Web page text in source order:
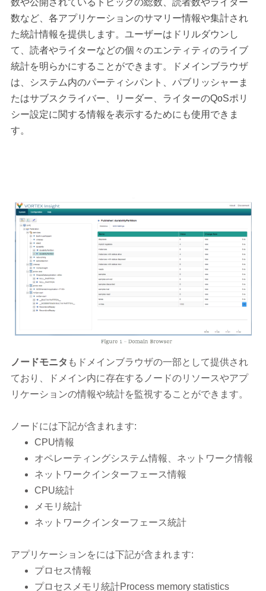
数や公開されているトピックの総数、読者数やライター
数など、各アプリケーションのサマリー情報や集計され
た統計情報を提供します。ユーザーはドリルダウンし
て、読者やライターなどの個々のエンティティのライブ
統計を明らかにすることができます。ドメインブラウザ
は、システム内のパーティシパント、パブリッシャーま
たはサブスクライバー、リーダー、ライターのQoSポリ
シー設定に関する情報を表示するためにも使用できま
す。
ノードモニタ もドメインブラウザの一部として提供され
ており、ドメイン内に存在するノードのリソースやアプ
リケーションの情報や統計を監視することができます。
ノードには下記が含まれます:
CPU情報
オペレーティングシステム情報、ネットワーク情報
ネットワークインターフェース情報
CPU統計
メモリ統計
ネットワークインターフェース統計
アプリケーションをには下記が含まれます:
プロセス情報
プロセスメモリ統計Process memory statistics